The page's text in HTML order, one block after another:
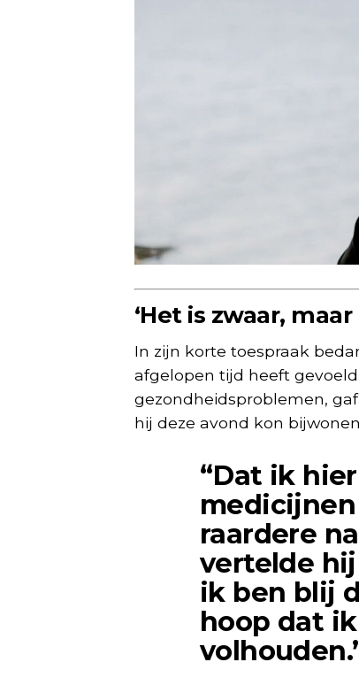
‘Het is zwaar,
In zijn korte toespraak
afgelopen tijd heeft
gezondheidsproblemen,
hij deze avond kon
“Dat ik
raardere
vertelde
ik ben blij
hoop dat